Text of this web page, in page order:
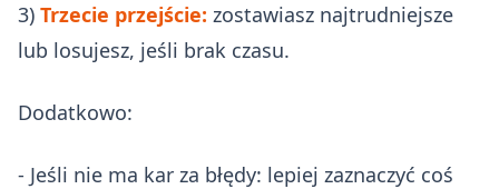
3) Trzecie przejście: zostawiasz najtrudniejsze
lub losujesz, jeśli brak czasu.
Dodatkowo:
- Jeśli nie ma kar za błędy: lepiej zaznaczyć coś